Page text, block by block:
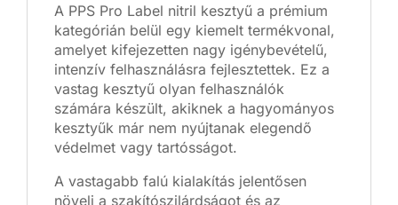
A PPS Pro Label nitril kesztyű a prémium
kategórián belül egy kiemelt termékvonal,
amelyet kifejezetten nagy igénybevételű,
intenzív felhasználásra fejlesztettek. Ez a
vastag kesztyű olyan felhasználók
számára készült, akiknek a hagyományos
kesztyűk már nem nyújtanak elegendő
védelmet vagy tartósságot.
A vastagabb falú kialakítás jelentősen
növeli a szakítószilárdságot és az